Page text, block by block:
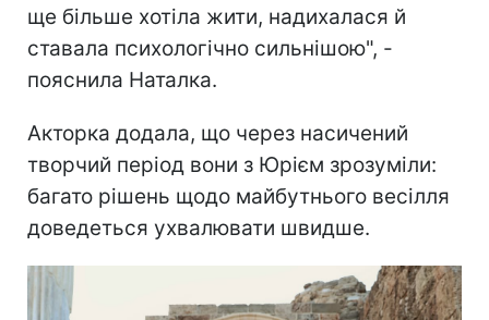
ще більше хотіла жити, надихалася й
ставала психологічно сильнішою", -
пояснила Наталка.
Акторка додала, що через насичений
творчий період вони з Юрієм зрозуміли:
багато рішень щодо майбутнього весілля
доведеться ухвалювати швидше.